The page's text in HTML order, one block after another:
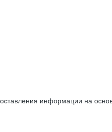
информации на